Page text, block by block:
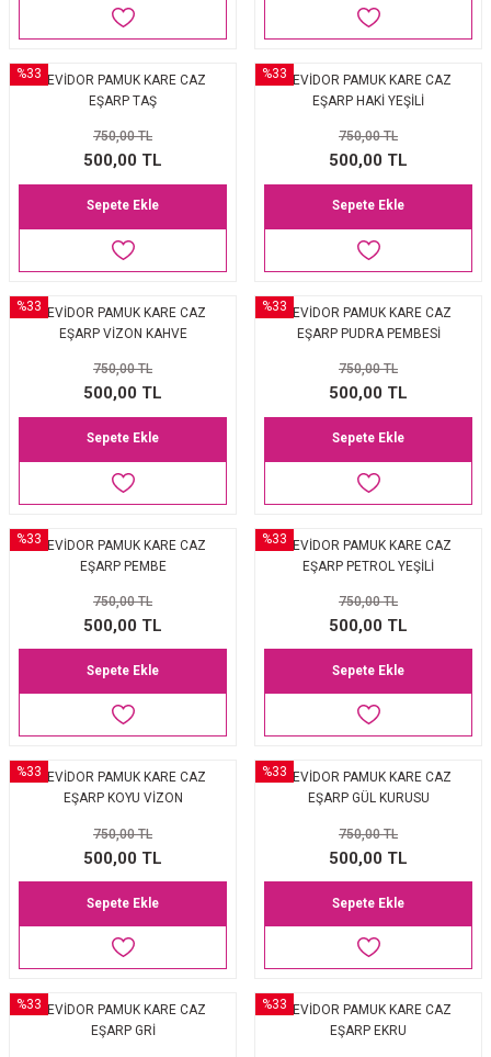
%33LEVİDOR PAMUK KARE CAZ
EŞARP TAŞ
750,00 TL
500,00 TL
Sepete Ekle
%33LEVİDOR PAMUK KARE CAZ
EŞARP HAKİ YEŞİLİ
750,00 TL
500,00 TL
Sepete Ekle
%33LEVİDOR PAMUK KARE CAZ
EŞARP VİZON KAHVE
750,00 TL
500,00 TL
Sepete Ekle
%33LEVİDOR PAMUK KARE CAZ
EŞARP PUDRA PEMBESİ
750,00 TL
500,00 TL
Sepete Ekle
%33LEVİDOR PAMUK KARE CAZ
EŞARP PEMBE
750,00 TL
500,00 TL
Sepete Ekle
%33LEVİDOR PAMUK KARE CAZ
EŞARP PETROL YEŞİLİ
750,00 TL
500,00 TL
Sepete Ekle
%33LEVİDOR PAMUK KARE CAZ
EŞARP KOYU VİZON
750,00 TL
500,00 TL
Sepete Ekle
%33LEVİDOR PAMUK KARE CAZ
EŞARP GÜL KURUSU
750,00 TL
500,00 TL
Sepete Ekle
%33LEVİDOR PAMUK KARE CAZ
EŞARP GRİ
%33LEVİDOR PAMUK KARE CAZ
EŞARP EKRU